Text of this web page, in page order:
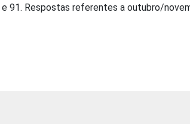
e 91. Respostas referentes a outubro/